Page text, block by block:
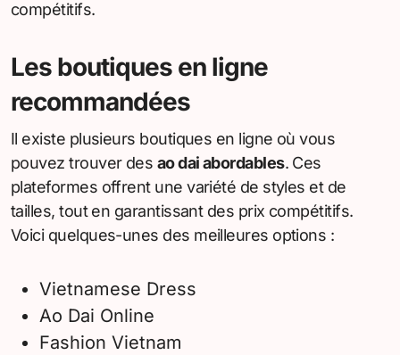
compétitifs.
Les boutiques en ligne
recommandées
Il existe plusieurs boutiques en ligne où vous
pouvez trouver des ao dai abordables. Ces
plateformes offrent une variété de styles et de
tailles, tout en garantissant des prix compétitifs.
Voici quelques-unes des meilleures options :
Vietnamese Dress
Ao Dai Online
Fashion Vietnam